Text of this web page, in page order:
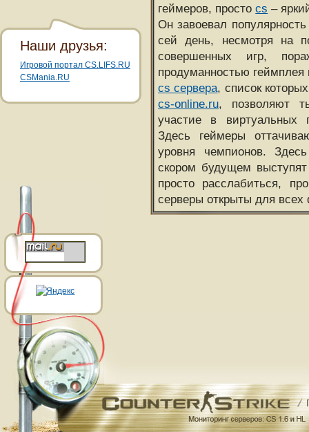
геймеров, простоcs –
Он завоевал
сей день, несмотря на
совершенных игр,
продуманностью
cs сервера, список
cs-online.ru, позволяют
участие в виртуальных
Здесь геймеры
уровня чемпионов.
скором будущем
просто расслабиться,
серверы открыты для всех
Наши друзья:
Игровой портал CS.LIFS.RU
CSMania.RU